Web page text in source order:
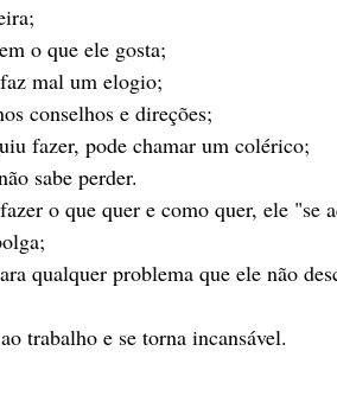
o que ele gosta;
mal um elogio;
conselhos e direções;
fazer, pode chamar um colérico;
sabe perder.
o que quer e como quer, ele "se
qualquer problema que ele não
trabalho e se torna incansável.